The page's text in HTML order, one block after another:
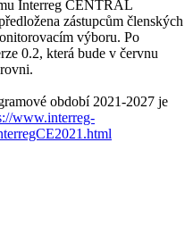
Interreg CENTRAL
zástupcům členských
výboru. Po
0.2, která bude v červnu
období 2021-2027 je
www.interreg-